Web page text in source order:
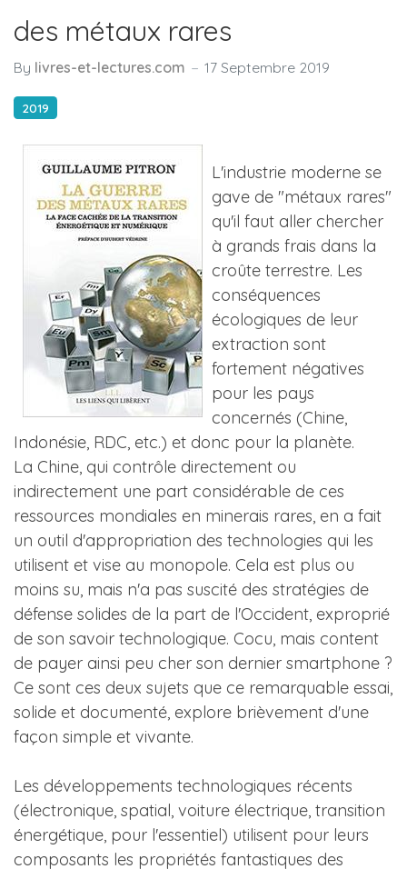
des métaux rares
By livres-et-lectures.com 17 Septembre 2019
2019
L'industrie moderne se
gave de "métaux rares"
qu'il faut aller chercher
à grands frais dans la
croûte terrestre. Les
conséquences
écologiques de leur
extraction sont
fortement négatives
pour les pays
concernés (Chine,
Indonésie, RDC, etc.) et donc pour la planète.
La Chine, qui contrôle directement ou
indirectement une part considérable de ces
ressources mondiales en minerais rares, en a fait
un outil d'appropriation des technologies qui les
utilisent et vise au monopole. Cela est plus ou
moins su, mais n'a pas suscité des stratégies de
défense solides de la part de l'Occident, exproprié
de son savoir technologique. Cocu, mais content
de payer ainsi peu cher son dernier smartphone ?
Ce sont ces deux sujets que ce remarquable essai,
solide et documenté, explore brièvement d'une
façon simple et vivante.
Les développements technologiques récents
(électronique, spatial, voiture électrique, transition
énergétique, pour l'essentiel) utilisent pour leurs
composants les propriétés fantastiques des